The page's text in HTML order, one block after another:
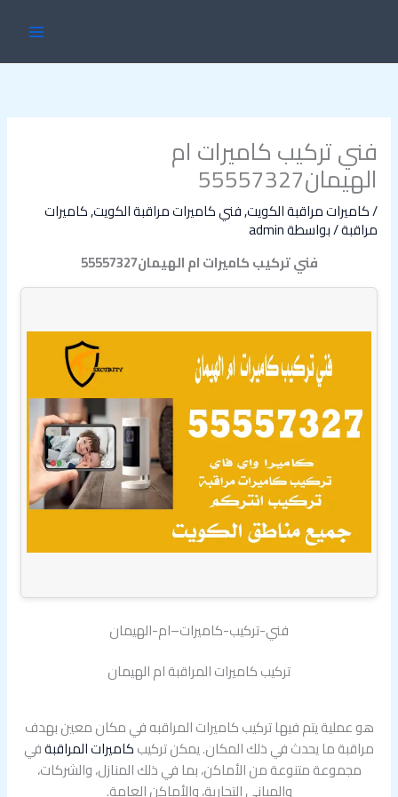
فني تركيب كاميرات ام
الهيمان55557327
/كاميرات مراقبة الكويت,فني كاميرات مراقبة الكويت,كاميرات
مراقبة/ بواسطةadmin
فني تركيب كاميرات ام الهيمان55557327
فني-تركيب-كاميرات–ام-الهيمان
تركيب كاميرات المراقبة ام الهيمان
هو عملية يتم فيها تركيب كاميرات المراقبه في مكان معين بهدف
مراقبة ما يحدث في ذلك المكان. يمكن تركيبكاميرات المراقبةفي
مجموعة متنوعة من الأماكن، بما في ذلك المنازل، والشركات،
والمباني التجارية، والأماكن العامة.